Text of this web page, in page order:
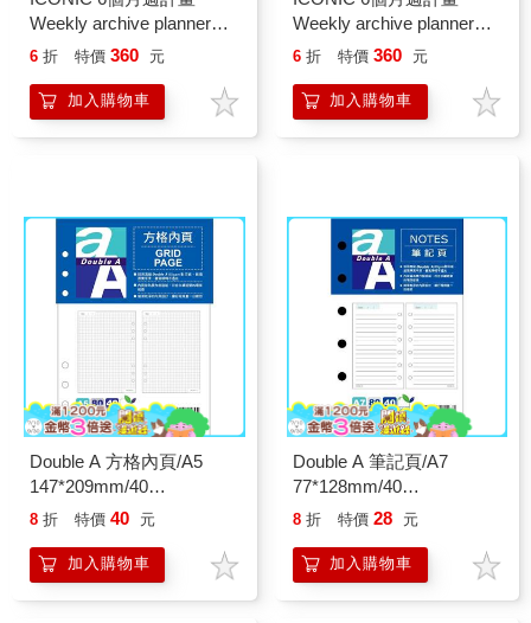
Weekly archive planner（6
mths）03 Grove
6 折 特價 360 元
加入購物車
Weekly archive planner（6
mths）04 Cloud
6 折 特價 360 元
加入購物車
Double A 方格內頁/A5
147*209mm/40
張/DAAG14001
8 折 特價 40 元
加入購物車
Double A 筆記頁/A7
77*128mm/40
張/DAAG11011
8 折 特價 28 元
加入購物車